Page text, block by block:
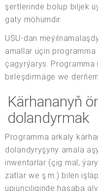
şertlerinde bolup biljek
gaty möhümdir.
USU-dan
amallar üçin
çagyrýarys.
birleşdirmäge we
Kärhananyň
dolandyrmak
Programma arkaly
dolandyryşyny amala
inwentarlar (çig mal,
zatlar we ş.m.) bilen
üpjünçiliginde hasaba